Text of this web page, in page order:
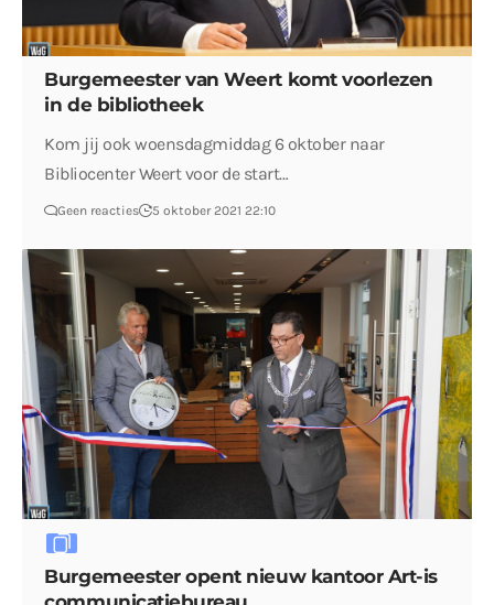
Burgemeester van Weert komt voorlezen
in de bibliotheek
Kom jij ook woensdagmiddag 6 oktober naar
Bibliocenter Weert voor de start…
Geen reacties 5 oktober 2021 22:10
Burgemeester opent nieuw kantoor Art-is